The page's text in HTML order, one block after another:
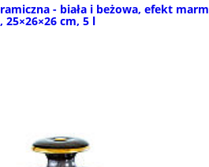
- biała i beżowa, efekt
cm, 5 l